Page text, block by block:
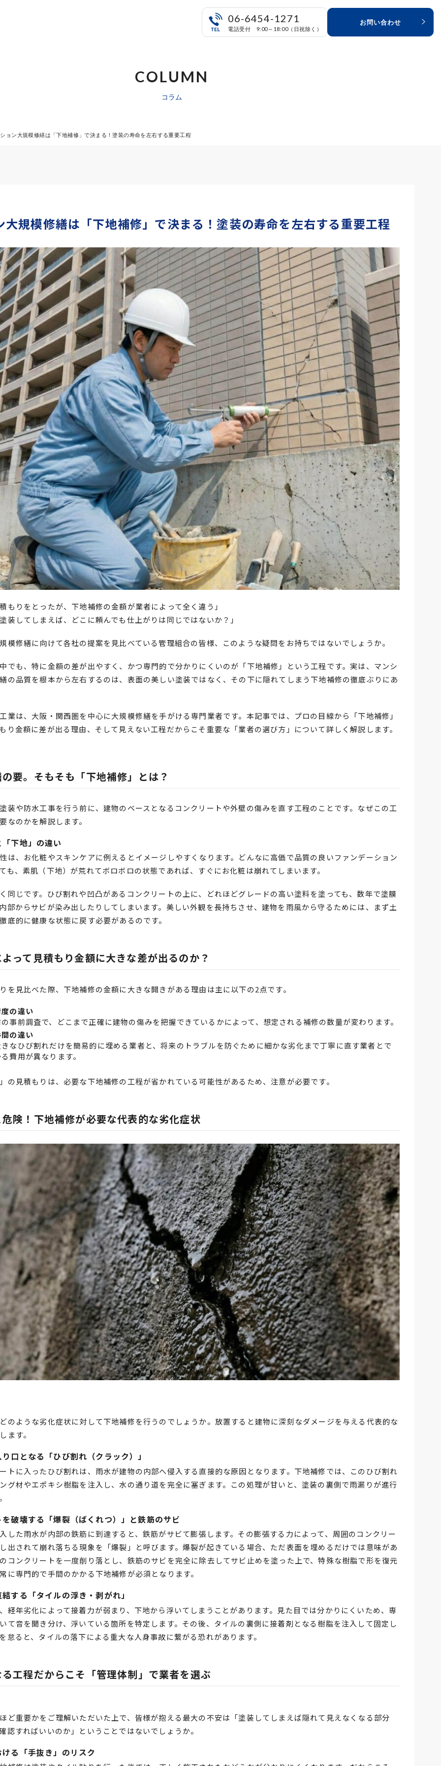
06-6454-1271
電話受付 9:00～18:00（日祝除く）
お問い合わせ
COLUMN
コラム
ョン大規模修繕は「下地補修」で決まる！塗装の寿命を左右する重要工程
大規模修繕は「下地補修」で決まる！塗装の寿命を左右する重要工程
もりをとったが、下地補修の金額が業者によって全く違う」
装してしまえば、どこに頼んでも仕上がりは同じではないか？」
模修繕に向けて各社の提案を見比べている管理組合の皆様、このような疑問をお持ちではないでしょうか。
でも、特に金額の差が出やすく、かつ専門的で分かりにくいのが「下地補修」という工程です。実は、マンシ
の品質を根本から左右するのは、表面の美しい塗装ではなく、その下に隠れてしまう下地補修の徹底ぶりにあ
業は、大阪・関西圏を中心に大規模修繕を手がける専門業者です。本記事では、プロの目線から「下地補修」
り金額に差が出る理由、そして見えない工程だからこそ重要な「業者の選び方」について詳しく解説します。
要。そもそも「下地補修」とは？
装や防水工事を行う前に、建物のベースとなるコンクリートや外壁の傷みを直す工程のことです。なぜこの工
なのかを解説します。
下地」の違い
は、お化粧やスキンケアに例えるとイメージしやすくなります。どんなに高価で品質の良いファンデーション
も、素肌（下地）が荒れてボロボロの状態であれば、すぐにお化粧は崩れてしまいます。
同じです。ひび割れや凹凸があるコンクリートの上に、どれほどグレードの高い塗料を塗っても、数年で塗膜
部からサビが染み出したりしてしまいます。美しい外観を長持ちさせ、建物を雨風から守るためには、まず土
底的に健康な状態に戻す必要があるのです。
って見積もり金額に大きな差が出るのか？
を見比べた際、下地補修の金額に大きな開きがある理由は主に以下の2点です。
の違い
事前調査で、どこまで正確に建物の傷みを把握できているかによって、想定される補修の数量が変わります。
の違い
なひび割れだけを簡易的に埋める業者と、将来のトラブルを防ぐために細かな劣化まで丁寧に直す業者とで
費用が異なります。
の見積もりは、必要な下地補修の工程が省かれている可能性があるため、注意が必要です。
険！下地補修が必要な代表的な劣化症状
のような劣化症状に対して下地補修を行うのでしょうか。放置すると建物に深刻なダメージを与える代表的な
ます。
口となる「ひび割れ（クラック）」
トに入ったひび割れは、雨水が建物の内部へ侵入する直接的な原因となります。下地補修では、このひび割れ
グ材やエポキシ樹脂を注入し、水の通り道を完全に塞ぎます。この処理が甘いと、塗装の裏側で雨漏りが進行
破壊する「爆裂（ばくれつ）」と鉄筋のサビ
した雨水が内部の鉄筋に到達すると、鉄筋がサビて膨張します。その膨張する力によって、周囲のコンクリー
出されて崩れ落ちる現象を「爆裂」と呼びます。爆裂が起きている場合、ただ表面を埋めるだけでは意味があ
コンクリートを一度削り落とし、鉄筋のサビを完全に除去してサビ止めを塗った上で、特殊な樹脂で形を復元
に専門的で手間のかかる下地補修が必須となります。
する「タイルの浮き・剥がれ」
経年劣化によって接着力が弱まり、下地から浮いてしまうことがあります。見た目では分かりにくいため、専
て音を聞き分け、浮いている箇所を特定します。その後、タイルの裏側に接着剤となる樹脂を注入して固定し
怠ると、タイルの落下による重大な人身事故に繋がる恐れがあります。
工程だからこそ「管理体制」で業者を選ぶ
ど重要かをご理解いただいた上で、皆様が抱える最大の不安は「塗装してしまえば隠れて見えなくなる部分
認すればいいのか」ということではないでしょうか。
る「手抜き」のリスク